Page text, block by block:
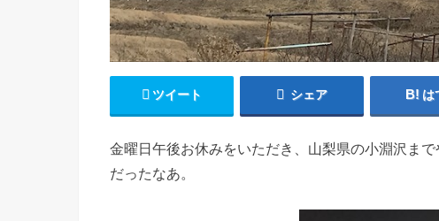
ツイート シェア は
金曜日午後お休みをいただき、山梨県の小淵沢ま
だったなあ。